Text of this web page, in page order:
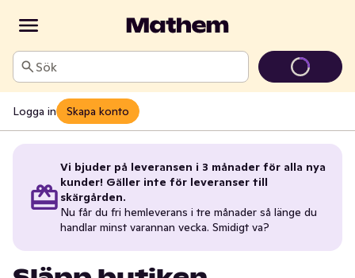
Sök
Logga in Skapa konto
Vi bjuder på leveransen i 3 månader för alla nya
kunder! Gäller inte för leveranser till
skärgården.
Nu får du fri hemleverans i tre månader så länge du
handlar minst varannan vecka. Smidigt va?